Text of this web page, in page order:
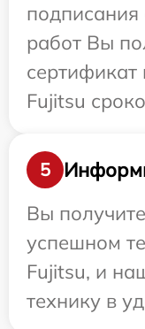
работ Вы
сертификат
Fujitsu
5
Вы
успешном
Fujitsu, и
технику в